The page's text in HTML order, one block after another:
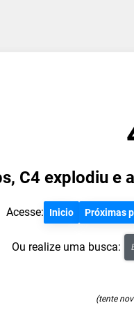
C4 explodiu e
Acesse: Inicio Próximas
Ou realize uma busca:
(tente